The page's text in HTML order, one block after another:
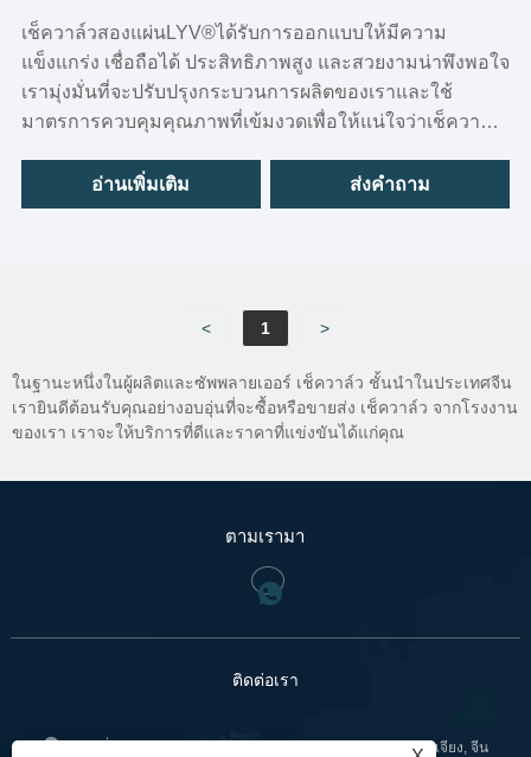
เช็ควาล์วสองแผ่นLYV®ได้รับการออกแบบให้มีความ
แข็งแกร่ง เชื่อถือได้ ประสิทธิภาพสูง และสวยงามน่าพึงพอใจ
เรามุ่งมั่นที่จะปรับปรุงกระบวนการผลิตของเราและใช้
มาตรการควบคุมคุณภาพที่เข้มงวดเพื่อให้แน่ใจว่าเช็ควาล์ว
อ่านเพิ่มเติม
ส่งคำถาม
< 1 >
ในฐานะหนึ่งในผู้ผลิตและซัพพลายเออร์ เช็ควาล์ว ชั้นนำในประเทศจีน
เรายินดีต้อนรับคุณอย่างอบอุ่นที่จะซื้อหรือขายส่ง เช็ควาล์ว จากโรงงาน
ของเรา เราจะให้บริการที่ดีและราคาที่แข่งขันได้แก่คุณ
ตามเรามา
ติดต่อเรา
:เลขที่ 799 ถนน Jinniu, เมือง Bihu, เขต Liandu, Lishui, เจ้อเจียง, จีน